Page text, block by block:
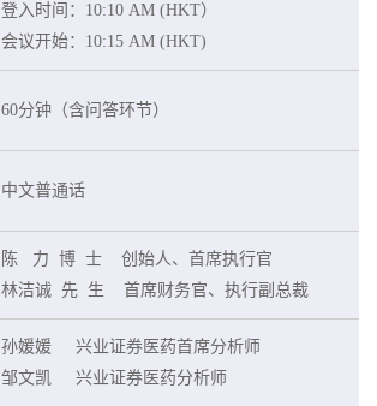
登入时间：10:10 AM (HKT）
会议开始：10:15 AM (HKT)
60分钟（含问答环节）
中文普通话
陈 力 博 士 创始人、首席执行官
林洁诚 先 生 首席财务官、执行副总裁
孙媛媛 兴业证券医药首席分析师
邹文凯 兴业证券医药分析师